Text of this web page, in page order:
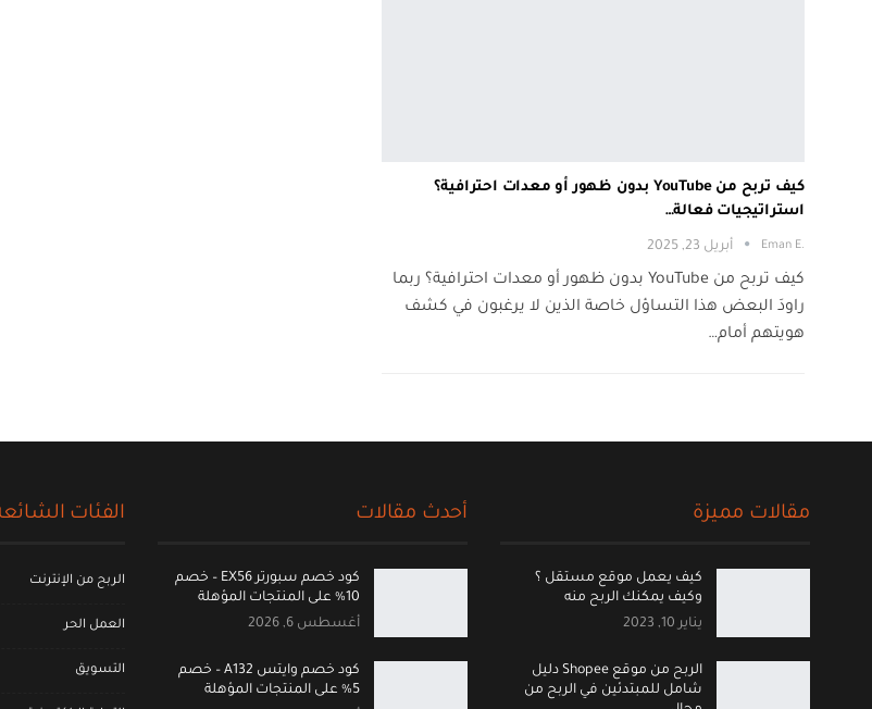
كيف تربح من YouTube بدون ظهور أو معدات احترافية؟
استراتيجيات فعالة…
.Eman E أبريل 23, 2025
كيف تربح من YouTube بدون ظهور أو معدات احترافية؟ ربما
راودَ البعض هذا التساؤل خاصة الذين لا يرغبون في كشف
هويتهم أمام…
مقالات مميزة
كيف يعمل موقع مستقل ؟
وكيف يمكنك الربح منه
يناير 10, 2023
الربح من موقع Shopee دليل
شامل للمبتدئين في الربح من
أحدث مقالات
كود خصم سبورتر EX56 – خصم
10% على المنتجات المؤهلة
أغسطس 6, 2026
كود خصم وايتس A132 – خصم
5% على المنتجات المؤهلة
الفئات
الربح من الإنترنت
العمل الحر
التسويق